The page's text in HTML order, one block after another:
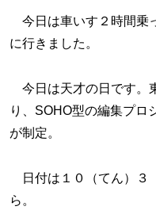
今日は車いす２時間乗
に行きました。
今日は天才の日です。
り、SOHO型の編集プロ
が制定。
日付は１０（てん）３
ら。